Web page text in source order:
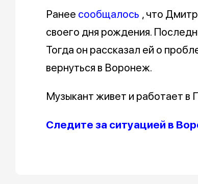
Ранее сообщалось , что
своего дня рождения.
Тогда он рассказал ей о
вернуться в Воронеж.
Музыкант живет и работает в
Следите за ситуацией в